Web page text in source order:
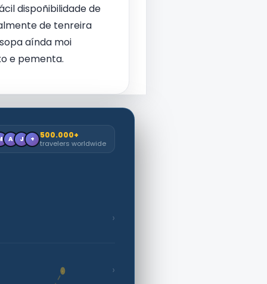
dispoñibilidade de
de tenreira
aínda moi
e pementa.
A J + 500.000+
travelers worldwide
›
›